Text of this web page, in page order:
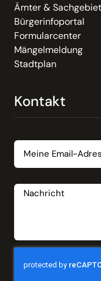
Ämter &
Bürgerinfoportal
Formularcenter
Mängelmeldung
Stadtplan
Kontakt